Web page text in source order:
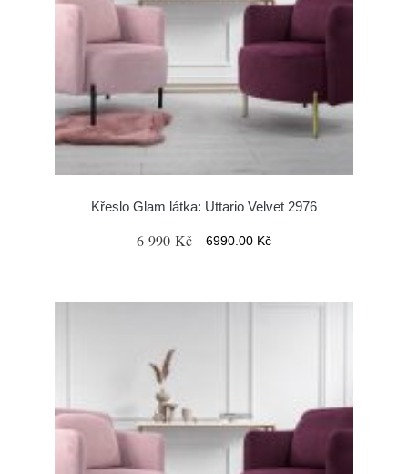
Křeslo Glam látka: Uttario Velvet 2976
6 990 Kč 6990.00 Kč